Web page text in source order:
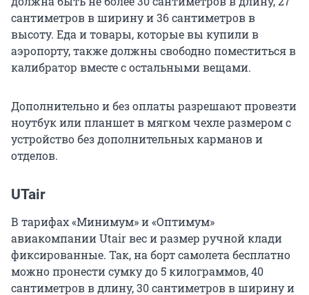
сантиметров в ширину и 36 сантиметров в
высоту. Еда и товары, которые вы купили в
аэропорту, также должны свободно поместиться в
калибратор вместе с остальными вещами.
Дополнительно и без оплаты разрешают провезти
ноутбук или планшет в мягком чехле размером с
устройство без дополнительных карманов и
отделов.
UTair
В тарифах «Минимум» и «Оптимум»
авиакомпании Utair вес и размер ручной клади
фиксированные. Так, на борт самолета бесплатно
можно пронести сумку до 5 килограммов, 40
сантиметров в длину, 30 сантиметров в ширину и